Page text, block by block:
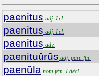
paenitus adj. I cl.
paenitus adj. I cl.
paenitus adv.
paenituūrūs adj. part. fut.
paenŭla nom fém. I décl.